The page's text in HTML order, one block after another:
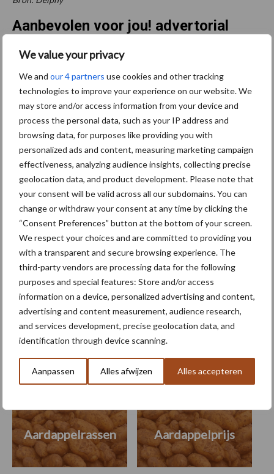
We value your privacy
We and our 4 partners use cookies and other tracking
technologies to improve your experience on our website. We
may store and/or access information from your device and
process the personal data, such as your IP address and
browsing data, for purposes like providing you with
personalized ads and content, measuring marketing campaign
effectiveness, analyzing audience insights, collecting precise
geolocation data, and product development. Please note that
your consent will be valid across all our subdomains. You can
change or withdraw your consent at any time by clicking the
“Consent Preferences” button at the bottom of your screen.
We respect your choices and are committed to providing you
with a transparent and secure browsing experience. The
third-party vendors are processing data for the following
purposes and special features: Store and/or access
information on a device, personalized advertising and content,
advertising and content measurement, audience research,
and services development, precise geolocation data, and
identification through device scanning.
Aanpassen Alles afwijzen Alles accepteren
Aanbevolen voor jou! advertorial
Phytophthora laat zich niet
verrassen, wij ook niet
Met fosfaatbladbemesting
meer energie, meer groei en
meer knollen
Van onze partner Yara
Zijn bladmeststoffen een
goed alternatief voor dure
kunstmest?
Themapagina's
Machines Duurzaamheid
Aardappelrassen Aardappelprijs